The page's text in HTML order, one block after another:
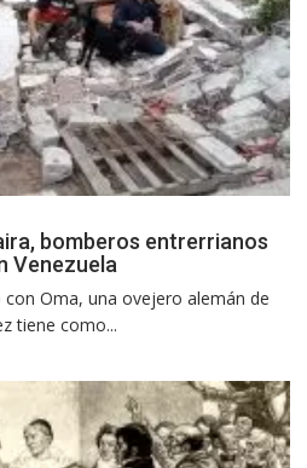
bomberos entrerrianos
Venezuela
Oma, una ovejero alemán de
tiene como...